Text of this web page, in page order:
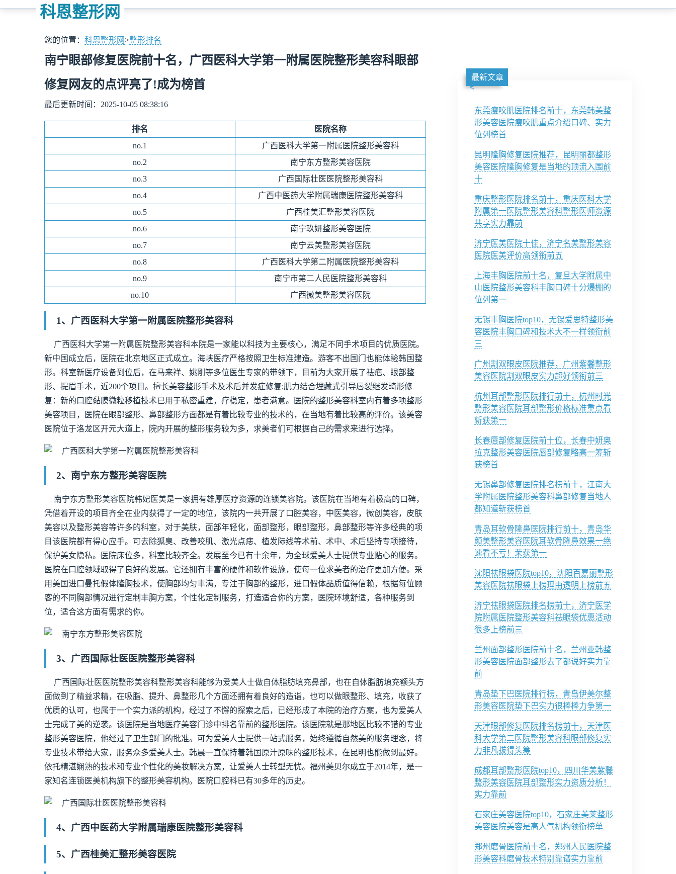
科恩整形网
您的位置： 科恩整形网>整形排名
南宁眼部修复医院前十名，广西医科大学第一附属医院整形美容科眼部
修复网友的点评亮了!成为榜首
最后更新时间：2025-10-05 08:38:16
排名
医院名称
no.1
广西医科大学第一附属医院整形美容科
no.2
南宁东方整形美容医院
no.3
广西国际壮医医院整形美容科
no.4
广西中医药大学附属瑞康医院整形美容科
no.5
广西桂美汇整形美容医院
no.6
南宁玖妍整形美容医院
no.7
南宁云美整形美容医院
no.8
广西医科大学第二附属医院整形美容科
no.9
南宁市第二人民医院整形美容科
no.10
广西微美整形美容医院
1、广西医科大学第一附属医院整形美容科
广西医科大学第一附属医院整形美容科本院是一家能以科技为主要核心，满足不同手术项目的优质医院。
新中国成立后，医院在北京地区正式成立。海峡医疗严格按照卫生标准建造。游客不出国门也能体验韩国整
形。科室新医疗设备到位后，在马来祥、姚刚等多位医生专家的带领下，目前为大家开展了祛疤、眼部整
形、提眉手术，近200个项目。擅长美容整形手术及术后并发症修复;肌力结合埋藏式引导唇裂继发畸形修
复：新的口腔黏膜微粒移植技术已用于私密重建，疗稳定，患者满意。医院的整形美容科室内有着多项整形
美容项目，医院在眼部整形、鼻部整形方面都是有着比较专业的技术的，在当地有着比较高的评价。该美容
医院位于洛龙区开元大道上，院内开展的整形服务较为多，求美者们可根据自己的需求来进行选择。
2、南宁东方整形美容医院
南宁东方整形美容医院韩妃医美是一家拥有雄厚医疗资源的连锁美容院。该医院在当地有着极高的口碑，
凭借着开设的项目齐全在业内获得了一定的地位，该院内一共开展了口腔美容，中医美容，微创美容，皮肤
美容以及整形美容等许多的科室，对于美肤，面部年轻化，面部整形，眼部整形，鼻部整形等许多经典的项
目该医院都有得心应手。可去除狐臭、改善咬肌、激光点痣、植发际线等术前、术中、术后坚持专项接待，
保护美女隐私。医院床位多，科室比较齐全。发展至今已有十余年，为全球爱美人士提供专业贴心的服务。
医院在口腔领域取得了良好的发展。它还拥有丰富的硬件和软件设施，使每一位求美者的治疗更加方便。采
用美国进口曼托假体隆胸技术，使胸部均匀丰满，专注于胸部的整形，进口假体品质值得信赖，根据每位顾
客的不同胸部情况进行定制丰胸方案，个性化定制服务，打造适合你的方案，医院环境舒适，各种服务到
位，适合这方面有需求的你。
3、广西国际壮医医院整形美容科
广西国际壮医医院整形美容科整形美容科能够为爱美人士做自体脂肪填充鼻部，也在自体脂肪填充额头方
面做到了精益求精，在吸脂、提升、鼻整形几个方面还拥有着良好的造诣，也可以做眼整形、填充，收获了
优质的认可，也属于一个实力派的机构，经过了不懈的探索之后，已经形成了本院的治疗方案，也为爱美人
士完成了美的逆袭。该医院是当地医疗美容门诊中排名靠前的整形医院。该医院就是那地区比较不错的专业
整形美容医院，他经过了卫生部门的批准。可为爱美人士提供一站式服务，始终遵循自然美的服务理念，将
专业技术带给大家，服务众多爱美人士。韩晨一直保持着韩国原汁原味的整形技术，在昆明也能做到最好。
依托精湛娴熟的技术和专业个性化的美妆解决方案，让爱美人士转型无忧。福州美贝尔成立于2014年，是一
家知名连锁医美机构旗下的整形美容机构。医院口腔科已有30多年的历史。
4、广西中医药大学附属瑞康医院整形美容科
5、广西桂美汇整形美容医院
最新文章
东莞瘦咬肌医院排名前十，东莞韩美整
形美容医院瘦咬肌重点介绍口碑、实力
位列榜首
昆明隆胸修复医院推荐，昆明丽都整形
美容医院隆胸修复是当地的顶流入围前
十
重庆整形医院排名前十，重庆医科大学
附属第一医院整形美容科整形医师资源
共享实力靠前
济宁医美医院十佳，济宁名美整形美容
医院医美评价高领衔前五
上海丰胸医院前十名，复旦大学附属中
山医院整形美容科丰胸口碑十分爆棚的
位列第一
无锡丰胸医院top10，无锡爱思特整形美
容医院丰胸口碑和技术大不一样领衔前
三
广州割双眼皮医院推荐，广州紫馨整形
美容医院割双眼皮实力超好领衔前三
杭州耳部整形医院排行前十，杭州时光
整形美容医院耳部整形价格标准重点看
斩获第一
长春唇部修复医院前十位，长春中妍奥
拉克整形美容医院唇部修复略高一筹斩
获榜首
无锡鼻部修复医院排名榜前十，江南大
学附属医院整形美容科鼻部修复当地人
都知道斩获榜首
青岛耳软骨隆鼻医院排行前十，青岛华
颜美整形美容医院耳软骨隆鼻效果一绝
速看不亏！荣获第一
沈阳祛眼袋医院top10，沈阳百嘉丽整形
美容医院祛眼袋上榜理由透明上榜前五
济宁祛眼袋医院排名榜前十，济宁医学
院附属医院整形美容科祛眼袋优惠活动
很多上榜前三
兰州面部整形医院前十名，兰州亚韩整
形美容医院面部整形去了都说好实力靠
前
青岛垫下巴医院排行榜，青岛伊美尔整
形美容医院垫下巴实力很棒棒力争第一
天津眼部修复医院排名榜前十，天津医
科大学第二医院整形美容科眼部修复实
力非凡拔得头筹
成都耳部整形医院top10，四川华美紫馨
整形美容医院耳部整形实力资质分析！
实力靠前
石家庄美容医院top10，石家庄美莱整形
美容医院美容是高人气机构领衔榜单
郑州磨骨医院前十名，郑州人民医院整
形美容科磨骨技术特别靠谱实力靠前